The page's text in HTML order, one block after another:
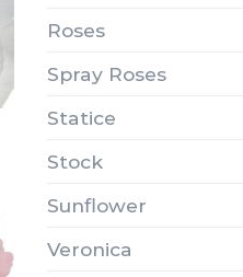
Roses
Spray Roses
Statice
Stock
Sunflower
Veronica